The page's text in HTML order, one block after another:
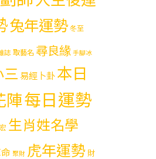
兔年運勢冬至
誌 取藝名 尋良緣 手腳冰
三易經卜卦本日
陣每日運勢
生肖姓名學
聚財 虎年運勢 財